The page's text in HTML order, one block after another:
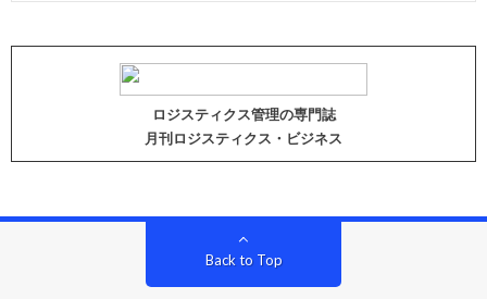
ロジスティクス管理の専門誌
月刊ロジスティクス・ビジネス
Back to Top